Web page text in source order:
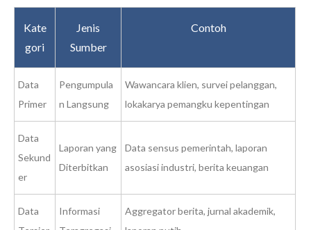
Kate
gori
Jenis
Sumber
Contoh
Data
Primer
Pengumpula
n Langsung
Wawancara klien, survei pelanggan,
lokakarya pemangku kepentingan
Data
Sekund
er
Laporan yang
Diterbitkan
Data sensus pemerintah, laporan
asosiasi industri, berita keuangan
Data
Informasi
Aggregator berita, jurnal akademik,